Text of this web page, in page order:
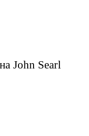
John Searl